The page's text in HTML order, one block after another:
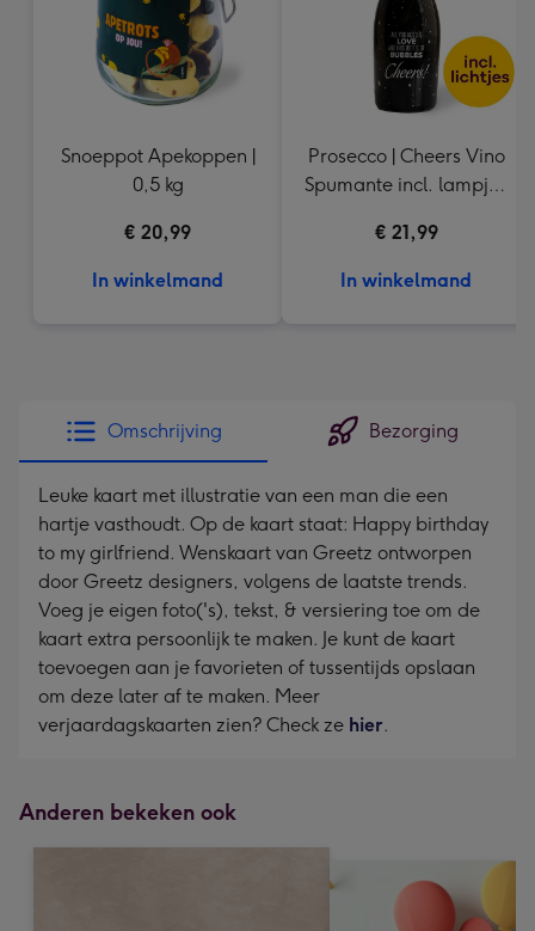
Snoeppot Apekoppen |
0,5 kg
€ 20,99
In winkelmand
Prosecco | Cheers Vino
Spumante incl. lampje |
€ 21,99
In winkelmand
Omschrijving Bezorging
Leuke kaart met illustratie van een man die een
hartje vasthoudt. Op de kaart staat: Happy birthday
to my girlfriend. Wenskaart van Greetz ontworpen
door Greetz designers, volgens de laatste trends.
Voeg je eigen foto('s), tekst, & versiering toe om de
kaart extra persoonlijk te maken. Je kunt de kaart
toevoegen aan je favorieten of tussentijds opslaan
om deze later af te maken. Meer
verjaardagskaarten zien? Check ze hier.
Anderen bekeken ook